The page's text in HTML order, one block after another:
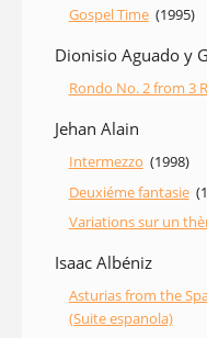
Gospel Time (1995)
Dionisio Aguado y
Rondo No. 2 from 3
Jehan Alain
Intermezzo (1998)
Deuxiéme fantasie
Variations sur un
Isaac Albéniz
Asturias from the
(Suite espanola)